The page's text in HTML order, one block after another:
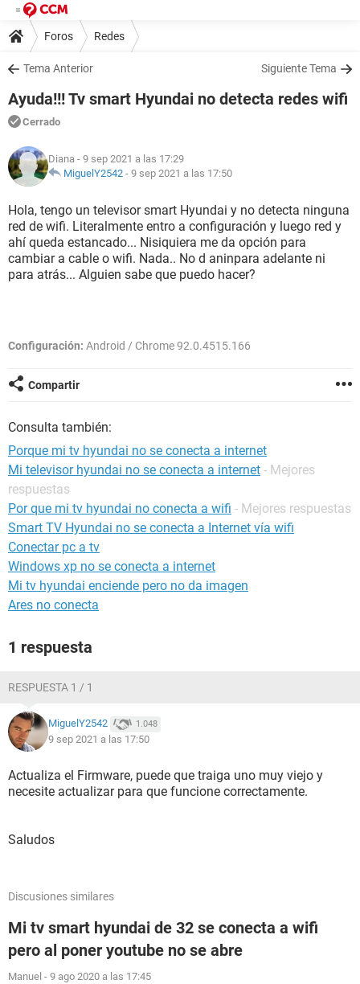
Foros Redes
Tema Anterior Siguiente Tema
Ayuda!!! Tv smart Hyundai no detecta redes wifi
Cerrado
Diana - 9 sep 2021 a las 17:29
MiguelY2542 - 9 sep 2021 a las 17:50
Hola, tengo un televisor smart Hyundai y no detecta ninguna
red de wifi. Literalmente entro a configuración y luego red y
ahí queda estancado... Nisiquiera me da opción para
cambiar a cable o wifi. Nada.. No d aninpara adelante ni
para atrás... Alguien sabe que puedo hacer?
Configuración: Android / Chrome 92.0.4515.166
Compartir
Consulta también:
Porque mi tv hyundai no se conecta a internet
Mi televisor hyundai no se conecta a internet - Mejores
respuestas
Por que mi tv hyundai no conecta a wifi - Mejores respuestas
Smart TV Hyundai no se conecta a Internet vía wifi
Conectar pc a tv
Windows xp no se conecta a internet
Mi tv hyundai enciende pero no da imagen
Ares no conecta
1 respuesta
RESPUESTA 1 / 1
MiguelY2542 1.048
9 sep 2021 a las 17:50
Actualiza el Firmware, puede que traiga uno muy viejo y
necesite actualizar para que funcione correctamente.
Saludos
Discusiones similares
Mi tv smart hyundai de 32 se conecta a wifi
pero al poner youtube no se abre
Manuel - 9 ago 2020 a las 17:45